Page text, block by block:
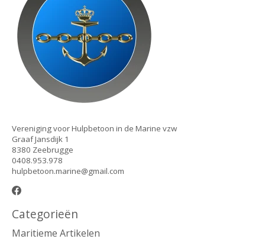
Vereniging voor Hulpbetoon in de Marine vzw
Graaf Jansdijk 1
8380 Zeebrugge
0408.953.978
hulpbetoon.marine@gmail.com
Categorieën
Maritieme Artikelen